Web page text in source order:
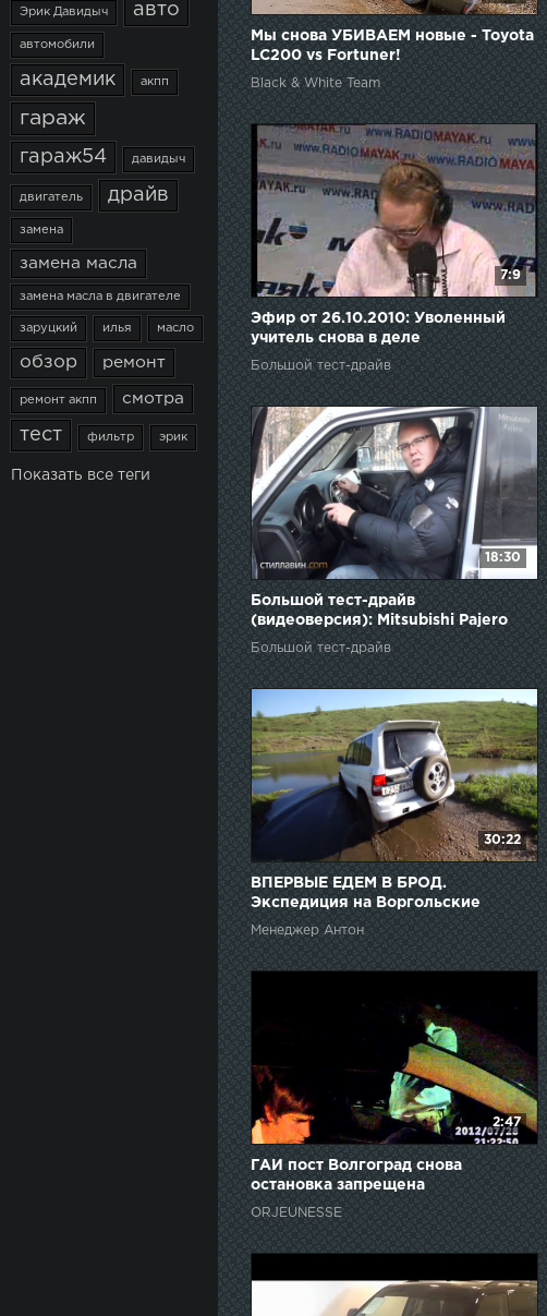
Эрик Давидыч авто
автомобили
академик акпп
гараж
гараж54 давидыч
двигатель драйв
замена
замена масла
замена масла в двигателе
заруцкий илья масло
обзор ремонт
ремонт акпп смотра
тест фильтр эрик
Показать все теги
Мы снова УБИВАЕМ новые - Toyota
LC200 vs Fortuner!
Black & White Team
7:9
Эфир от 26.10.2010: Уволенный
учитель снова в деле
Большой тест-драйв
18:30
Большой тест-драйв
(видеоверсия): Mitsubishi Pajero
Большой тест-драйв
30:22
ВПЕРВЫЕ ЕДЕМ В БРОД.
Экспедиция на Воргольские
скалы: Suzuki Vitara , Mitsubishi
Pajero и AstroVan
Менеджер Антон
2:47
ГАИ пост Волгоград снова
остановка запрещена
ORJEUNESSE